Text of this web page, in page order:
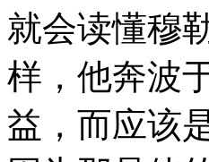
就会读懂穆
样，他奔波
益，而应该